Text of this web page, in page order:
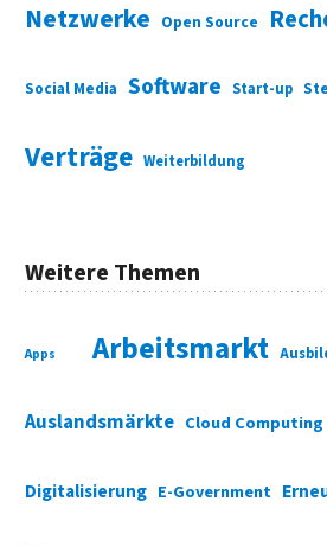
Netzwerke Open Source
Social Media Software Start-up
Verträge Weiterbildung
Weitere Themen
Apps Arbeitsmarkt
Auslandsmärkte Cloud Computing
Digitalisierung E-Government